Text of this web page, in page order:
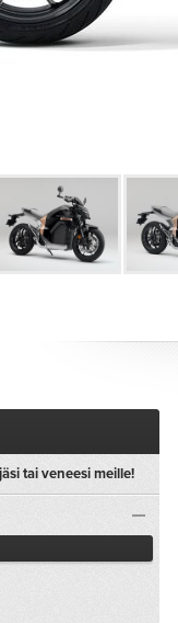
tai veneesi meille!